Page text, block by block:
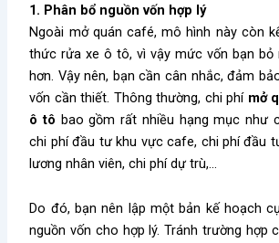
1. Phân bổ nguồn vốn hợp lý
Ngoài mở quán café, mô hình này còn
thức rửa xe ô tô, vì vậy mức vốn bạn bỏ
hơn. Vậy nên, bạn cần cân nhắc, đảm
vốn cần thiết. Thông thường, chi phí mở
ô tô bao gồm rất nhiều hạng mục như
chi phí đầu tư khu vực cafe, chi phí đầu
lương nhân viên, chi phí dự trù,…
Do đó, bạn nên lập một bản kế hoạch
nguồn vốn cho hợp lý. Tránh trường hợp